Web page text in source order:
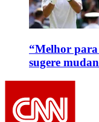
“Melhor
sugere